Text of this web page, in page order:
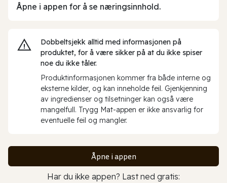
Åpne i appen for å se næringsinnhold.
Dobbeltsjekk alltid med informasjonen på
produktet, for å være sikker på at du ikke spiser
noe du ikke tåler.
Produktinformasjonen kommer fra både interne og
eksterne kilder, og kan inneholde feil. Gjenkjenning
av ingredienser og tilsetninger kan også være
mangelfull. Trygg Mat-appen er ikke ansvarlig for
eventuelle feil og mangler.
Åpne i appen
Har du ikke appen? Last ned gratis: